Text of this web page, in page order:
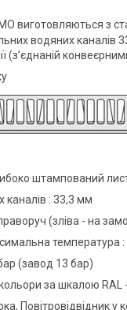
виготовляються з
водяних
(з’єднаній
штампований
каналів : 33,3 мм
(зліва - на
температура :
(завод 13 бар)
кольори за шкалою
Повітровідвідник у